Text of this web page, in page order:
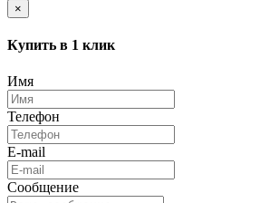
×
Купить в 1 клик
Имя
Телефон
E-mail
Сообщение